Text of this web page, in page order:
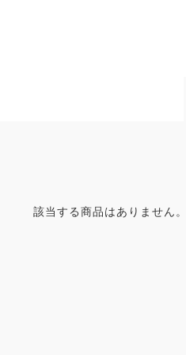
該当する商品はありません。